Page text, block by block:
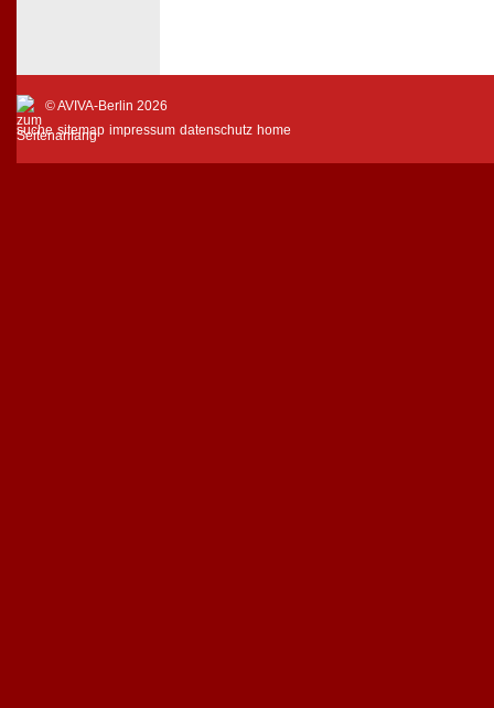
© AVIVA-Berlin 2026
suche sitemap impressum datenschutz home